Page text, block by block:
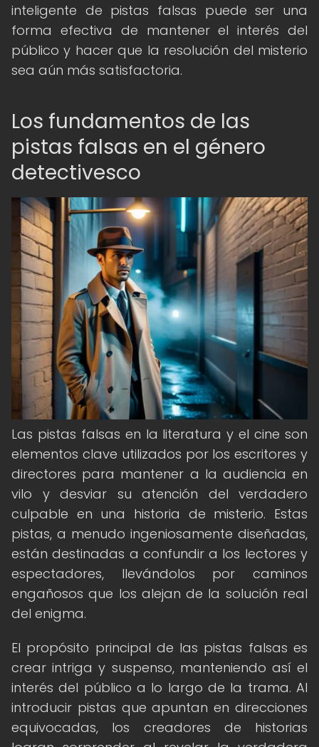
inteligente de pistas falsas puede ser una
forma efectiva de mantener el interés del
público y hacer que la resolución del misterio
sea aún más satisfactoria.
Los fundamentos de las
pistas falsas en el género
detectivesco
Las pistas falsas en la literatura y el cine son
elementos clave utilizados por los escritores y
directores para mantener a la audiencia en
vilo y desviar su atención del verdadero
culpable en una historia de misterio. Estas
pistas, a menudo ingeniosamente diseñadas,
están destinadas a confundir a los lectores y
espectadores, llevándolos por caminos
engañosos que los alejan de la solución real
del enigma.
El propósito principal de las pistas falsas es
crear intriga y suspenso, manteniendo así el
interés del público a lo largo de la trama. Al
introducir pistas que apuntan en direcciones
equivocadas, los creadores de historias